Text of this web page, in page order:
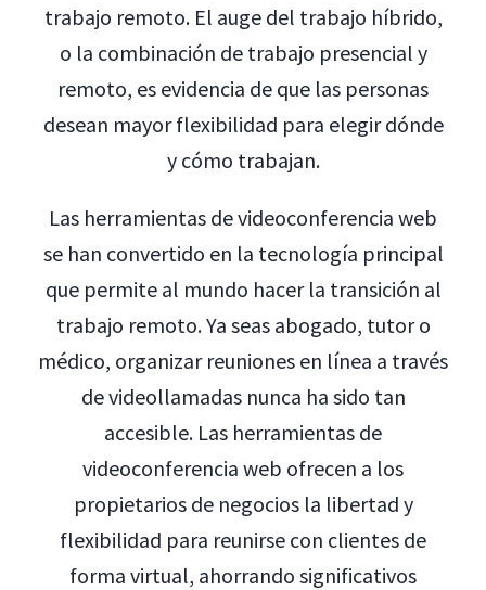
trabajo remoto. El auge del trabajo híbrido,
o la combinación de trabajo presencial y
remoto, es evidencia de que las personas
desean mayor flexibilidad para elegir dónde
y cómo trabajan.
Las herramientas de videoconferencia web
se han convertido en la tecnología principal
que permite al mundo hacer la transición al
trabajo remoto. Ya seas abogado, tutor o
médico, organizar reuniones en línea a través
de videollamadas nunca ha sido tan
accesible. Las herramientas de
videoconferencia web ofrecen a los
propietarios de negocios la libertad y
flexibilidad para reunirse con clientes de
forma virtual, ahorrando significativos